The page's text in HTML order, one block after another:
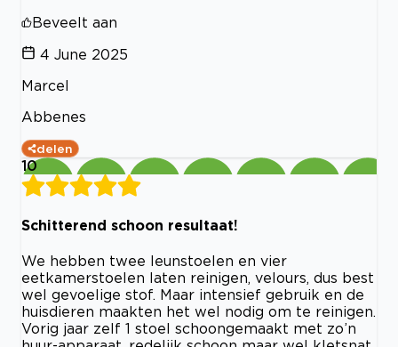
Beveelt aan
4 June 2025
Marcel
Abbenes
delen
10
Schitterend schoon resultaat!
We hebben twee leunstoelen en vier
eetkamerstoelen laten reinigen, velours, dus best
wel gevoelige stof. Maar intensief gebruik en de
huisdieren maakten het wel nodig om te reinigen.
Vorig jaar zelf 1 stoel schoongemaakt met zo’n